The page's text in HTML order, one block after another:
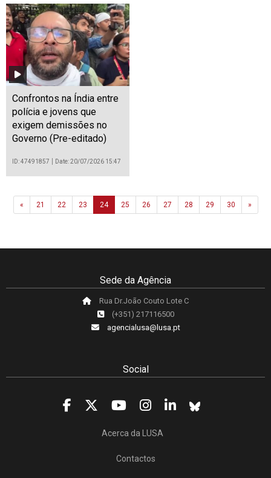
Confrontos na Índia entre
polícia e jovens que
exigem demissões no
Governo (Pre-editado)
ID: 47491857 Date: 20/07/2026 15:47
«Previous
21 22 23 24 25 26 27 28 29 30 »Next
Sede da Agência
Rua Dr.João Couto Lote C
(+351) 217116500
agencialusa@lusa.pt
Social
Acerca da LUSA
Contactos